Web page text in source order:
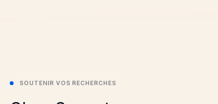
SOUTENIR VOS RECHERCHES